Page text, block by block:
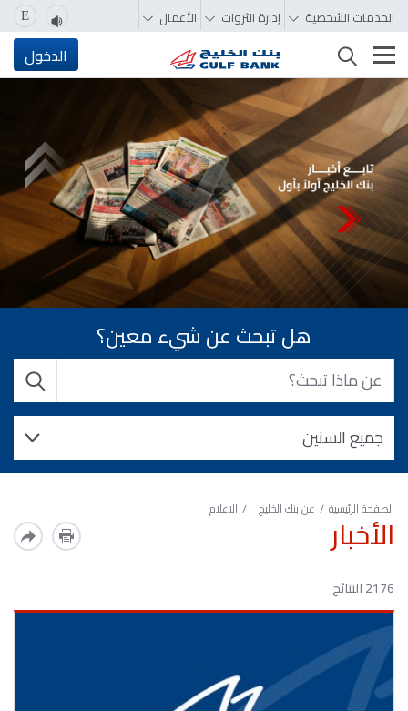
الخدمات الشخصية إدارة الثروات الأعمال E
تغيير التصفّح الدخول
هل تبحث عن شيء معين؟
الصفحة الرئيسية عن بنك الخليج الاعلام
الأخبار
2176 النتائج